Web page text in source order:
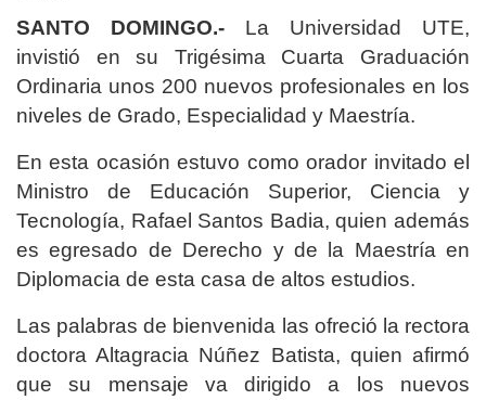
SANTO DOMINGO.- La Universidad UTE,
invistió en su Trigésima Cuarta Graduación
Ordinaria unos 200 nuevos profesionales en los
niveles de Grado, Especialidad y Maestría.
En esta ocasión estuvo como orador invitado el
Ministro de Educación Superior, Ciencia y
Tecnología, Rafael Santos Badia, quien además
es egresado de Derecho y de la Maestría en
Diplomacia de esta casa de altos estudios.
Las palabras de bienvenida las ofreció la rectora
doctora Altagracia Núñez Batista, quien afirmó
que su mensaje va dirigido a los nuevos